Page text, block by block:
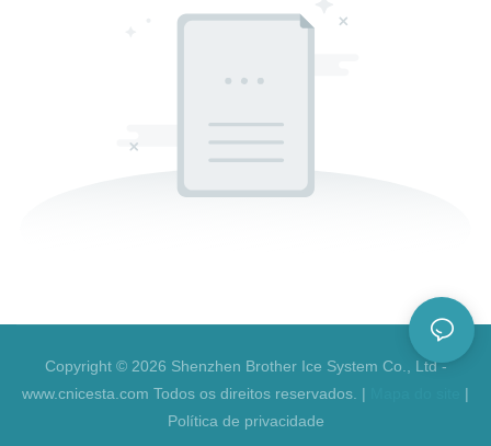
Copyright © 2026 Shenzhen Brother Ice System Co., Ltd -
www.cnicesta.com Todos os direitos reservados. |
|
Política de privacidade